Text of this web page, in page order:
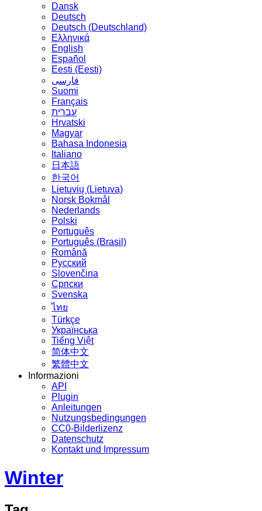
Dansk
Deutsch
Deutsch (Deutschland)
Ελληνικά
English
Español
Eesti (Eesti)
فارسی
Suomi
Français
עברית
Hrvatski
Magyar
Bahasa Indonesia
Italiano
日本語
한국어
Lietuvių (Lietuva)
‪Norsk Bokmål‬
Nederlands
Polski
Português
Português (Brasil)
Română
Русский
Slovenčina
Српски
Svenska
ไทย
Türkçe
Українська
Tiếng Việt
简体中文
繁體中文
Informazioni
API
Plugin
Anleitungen
Nutzungsbedingungen
CC0-Bilderlizenz
Datenschutz
Kontakt und Impressum
Winter